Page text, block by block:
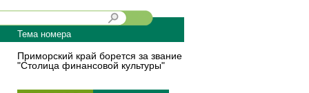
Тема номера
Приморский край борется за звание
"Столица финансовой культуры"